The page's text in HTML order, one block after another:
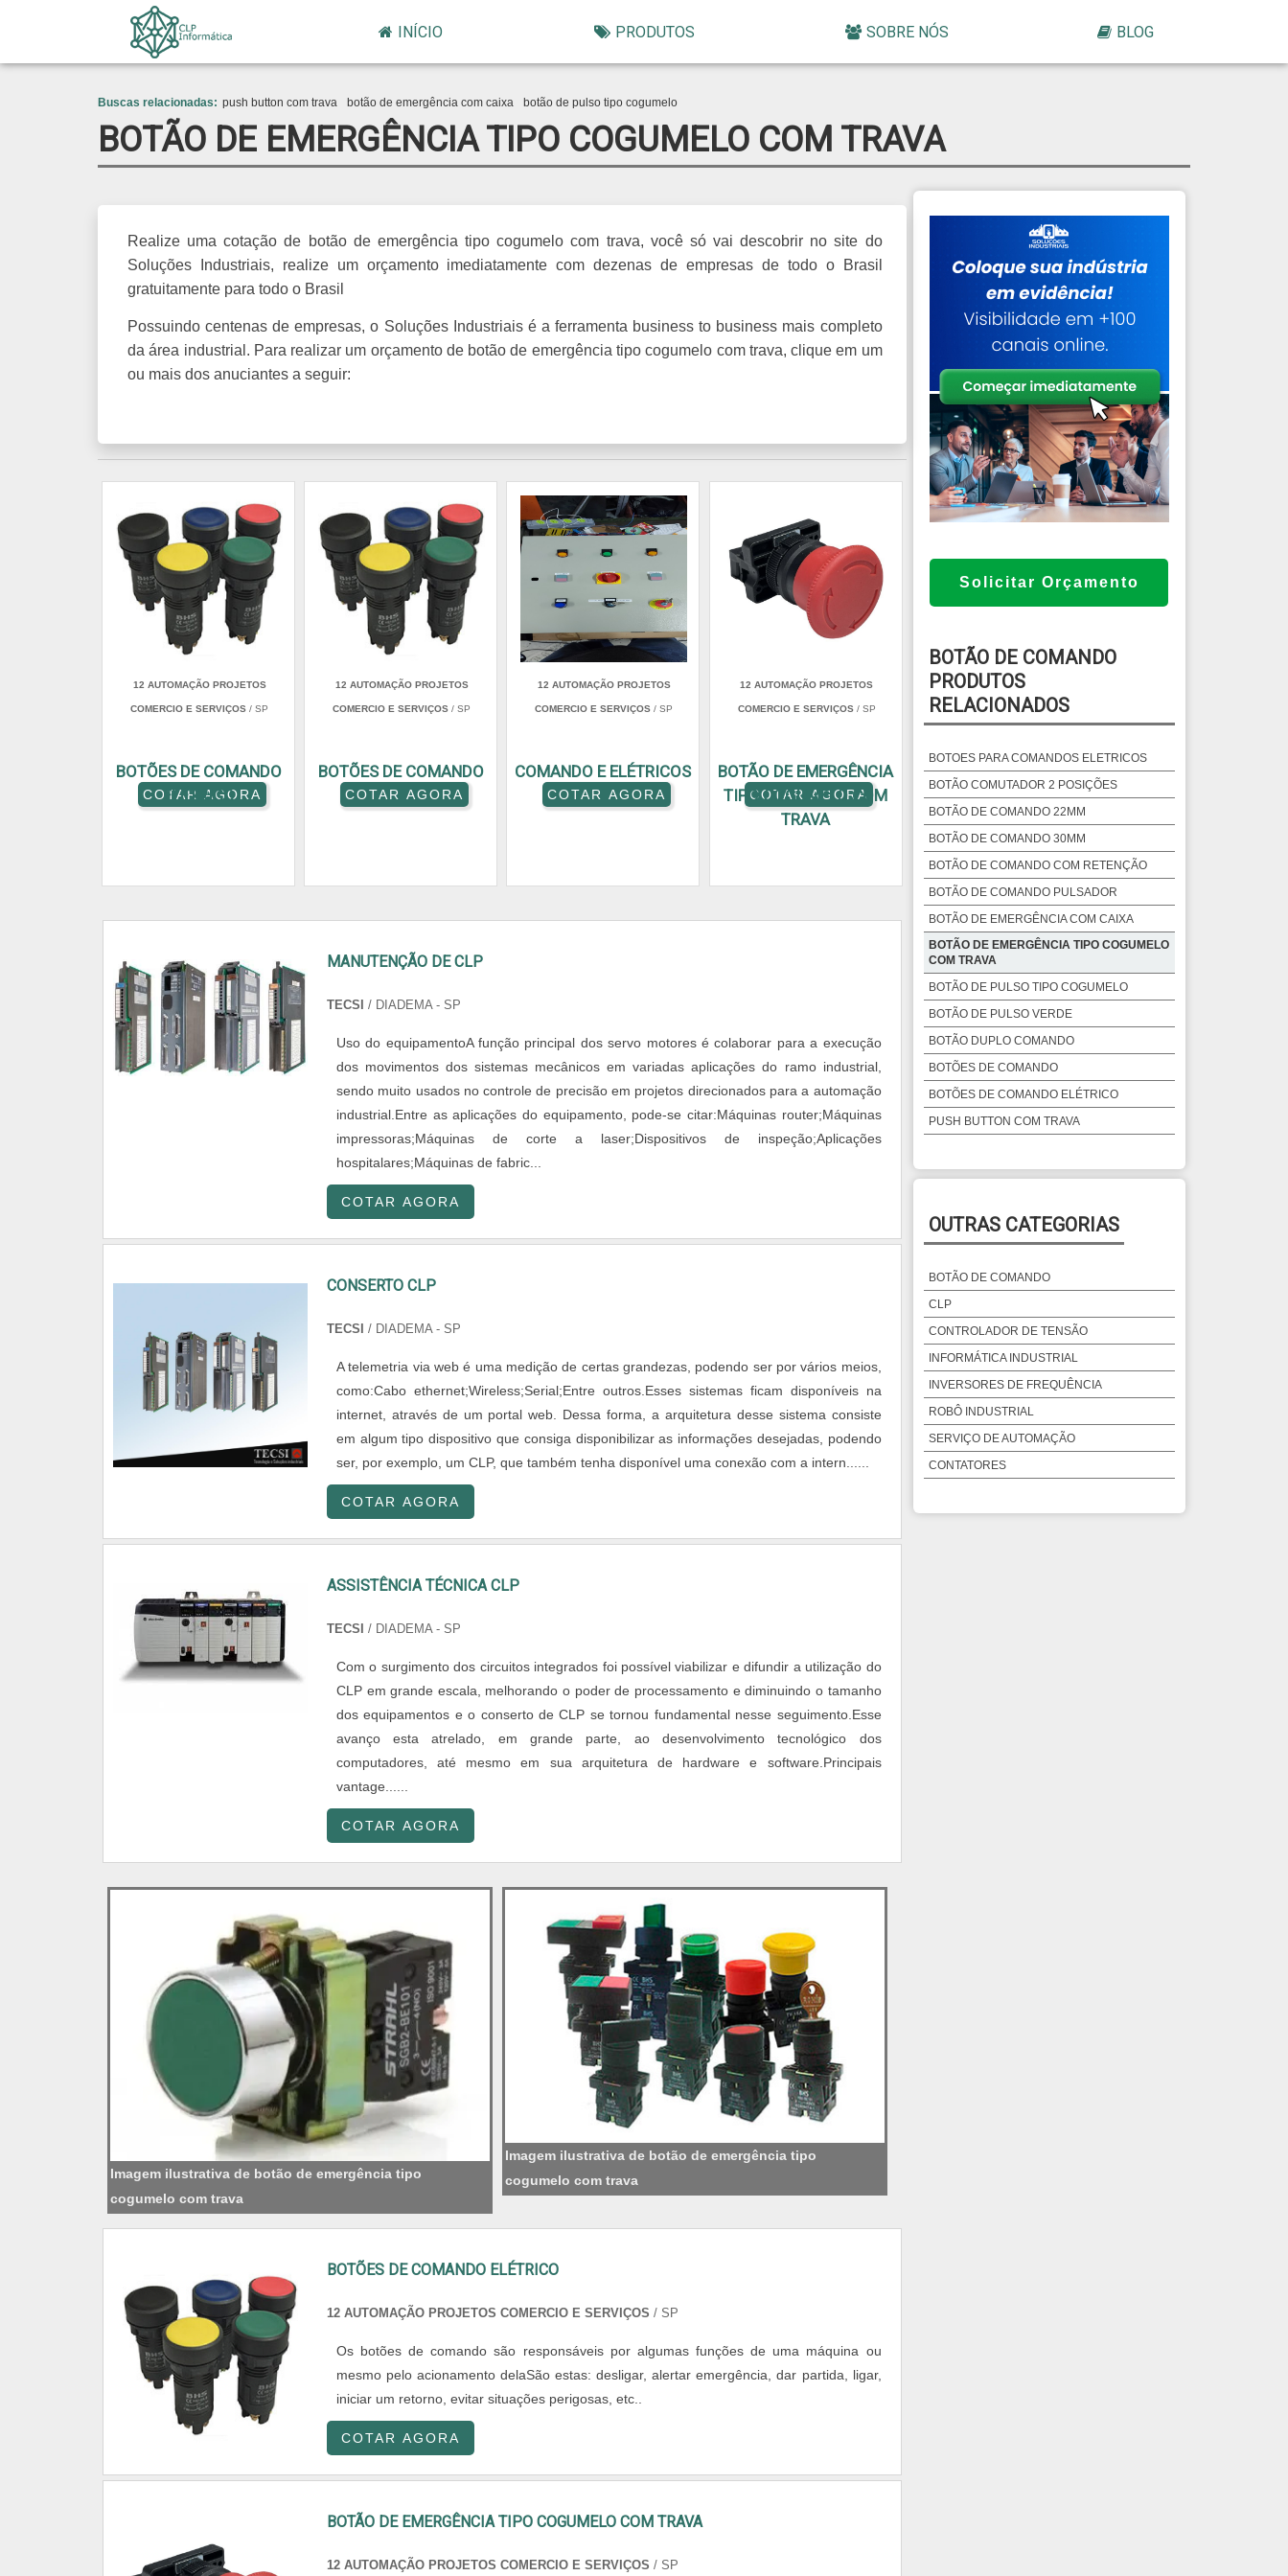
INÍCIO PRODUTOS SOBRE NÓS BLOG
>
Buscas relacionadas: push button com trava botão de emergência com caixa botão de pulso tipo cogumelo
BOTÃO DE EMERGÊNCIA TIPO COGUMELO COM TRAVA
Realize uma cotação de botão de emergência tipo cogumelo com trava, você só vai descobrir no site do
Soluções Industriais, realize um orçamento imediatamente com dezenas de empresas de todo o Brasil
gratuitamente para todo o Brasil
Possuindo centenas de empresas, o Soluções Industriais é a ferramenta business to business mais completo
da área industrial. Para realizar um orçamento de botão de emergência tipo cogumelo com trava, clique em um
ou mais dos anuciantes a seguir:
12 AUTOMAÇÃO PROJETOS
COMERCIO E SERVIÇOS / SP
BOTÕES DE COMANDO
ELÉTRICO
COTAR AGORA
12 AUTOMAÇÃO PROJETOS
COMERCIO E SERVIÇOS / SP
BOTÕES DE COMANDO
COTAR AGORA
12 AUTOMAÇÃO PROJETOS
COMERCIO E SERVIÇOS / SP
COMANDO E ELÉTRICOS
COTAR AGORA
12 AUTOMAÇÃO PROJETOS
COMERCIO E SERVIÇOS/ SP
BOTÃO DE EMERGÊNCIA
TIPO COGUMELO COM
TRAVA
COTAR AGORA
MANUTENÇÃO DE CLP
TECSI / DIADEMA - SP
Uso do equipamentoA função principal dos servo motores é colaborar para a execução
dos movimentos dos sistemas mecânicos em variadas aplicações do ramo industrial,
sendo muito usados no controle de precisão em projetos direcionados para a automação
industrial.Entre as aplicações do equipamento, pode-se citar:Máquinas router;Máquinas
impressoras;Máquinas de corte a laser;Dispositivos de inspeção;Aplicações
hospitalares;Máquinas de fabric...
COTAR AGORA
CONSERTO CLP
TECSI / DIADEMA - SP
A telemetria via web é uma medição de certas grandezas, podendo ser por vários meios,
como:Cabo ethernet;Wireless;Serial;Entre outros.Esses sistemas ficam disponíveis na
internet, através de um portal web. Dessa forma, a arquitetura desse sistema consiste
em algum tipo dispositivo que consiga disponibilizar as informações desejadas, podendo
ser, por exemplo, um CLP, que também tenha disponível uma conexão com a intern......
COTAR AGORA
ASSISTÊNCIA TÉCNICA CLP
TECSI / DIADEMA - SP
Com o surgimento dos circuitos integrados foi possível viabilizar e difundir a utilização do
CLP em grande escala, melhorando o poder de processamento e diminuindo o tamanho
dos equipamentos e o conserto de CLP se tornou fundamental nesse seguimento.Esse
avanço esta atrelado, em grande parte, ao desenvolvimento tecnológico dos
computadores, até mesmo em sua arquitetura de hardware e software.Principais
vantage......
COTAR AGORA
Imagem ilustrativa de botão de emergência tipo
cogumelo com trava
Imagem ilustrativa de botão de emergência tipo
cogumelo com trava
BOTÕES DE COMANDO ELÉTRICO
12 AUTOMAÇÃO PROJETOS COMERCIO E SERVIÇOS / SP
Os botões de comando são responsáveis por algumas funções de uma máquina ou
mesmo pelo acionamento delaSão estas: desligar, alertar emergência, dar partida, ligar,
iniciar um retorno, evitar situações perigosas, etc..
COTAR AGORA
BOTÃO DE EMERGÊNCIA TIPO COGUMELO COM TRAVA
12 AUTOMAÇÃO PROJETOS COMERCIO E SERVIÇOS / SP
Solicitar Orçamento
BOTÃO DE COMANDO
PRODUTOS
RELACIONADOS
BOTOES PARA COMANDOS ELETRICOS
BOTÃO COMUTADOR 2 POSIÇÕES
BOTÃO DE COMANDO 22MM
BOTÃO DE COMANDO 30MM
BOTÃO DE COMANDO COM RETENÇÃO
BOTÃO DE COMANDO PULSADOR
BOTÃO DE EMERGÊNCIA COM CAIXA
BOTÃO DE EMERGÊNCIA TIPO COGUMELO
COM TRAVA
BOTÃO DE PULSO TIPO COGUMELO
BOTÃO DE PULSO VERDE
BOTÃO DUPLO COMANDO
BOTÕES DE COMANDO
BOTÕES DE COMANDO ELÉTRICO
PUSH BUTTON COM TRAVA
OUTRAS CATEGORIAS
BOTÃO DE COMANDO
CLP
CONTROLADOR DE TENSÃO
INFORMÁTICA INDUSTRIAL
INVERSORES DE FREQUÊNCIA
ROBÔ INDUSTRIAL
SERVIÇO DE AUTOMAÇÃO
CONTATORES